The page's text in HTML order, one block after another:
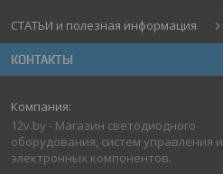
СТАТЬИ и полезная информация
КОНТАКТЫ
12v.by - Магазин светодиодного
оборудования, систем управления и
электронных компонентов.